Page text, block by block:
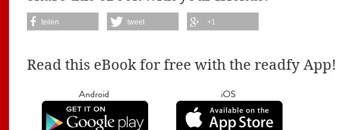
teilen tweet +1
Read this eBook for free with the readfy App!
Android iOS